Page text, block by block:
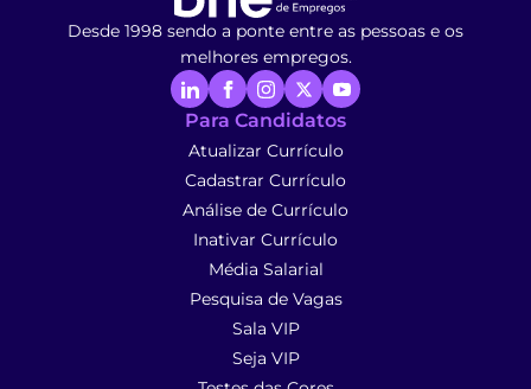
Desde 1998 sendo a ponte entre as pessoas e os
melhores empregos.
Para Candidatos
Atualizar Currículo
Cadastrar Currículo
Análise de Currículo
Inativar Currículo
Média Salarial
Pesquisa de Vagas
Sala VIP
Seja VIP